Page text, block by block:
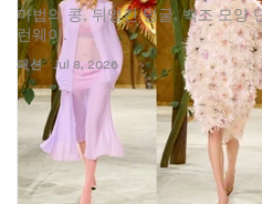
패션
마법의 콩, 뒤엉킨 덩굴, 백조 모양
런웨이.
Jul 8, 2026